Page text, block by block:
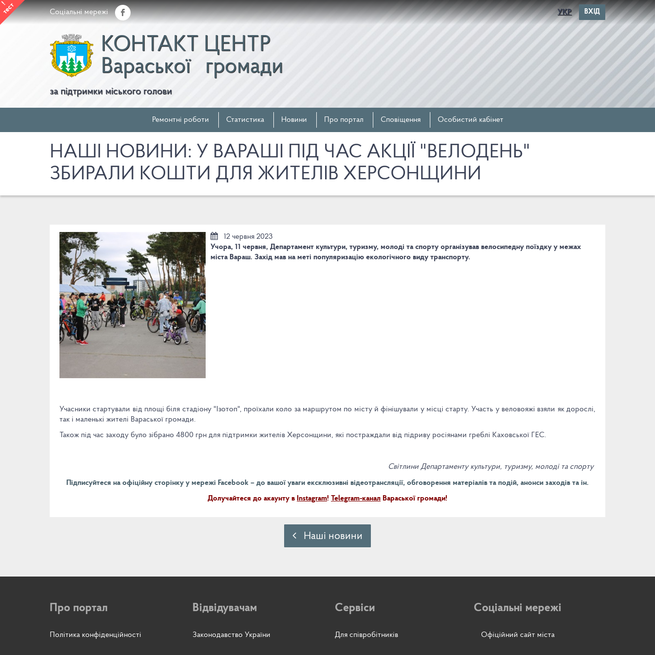
!тест Соціальні мережі УКР ВХІД
КОНТАКТ ЦЕНТР
Вараської
громади
за підтримки міського голови
Ремонтні роботи Статистика Новини Про портал Сповіщення Особистий кабінет
НАШІ НОВИНИ: У ВАРАШІ ПІД ЧАС АКЦІЇ "ВЕЛОДЕНЬ"
ЗБИРАЛИ КОШТИ ДЛЯ ЖИТЕЛІВ ХЕРСОНЩИНИ
12 червня 2023
Учора, 11 червня, Департамент культури, туризму, молоді та спорту організував велосипедну поїздку у межах
міста Вараш. Захід мав на меті популяризацію екологічного виду транспорту.
Учасники стартували від площі біля стадіону "Ізотоп", проїхали коло за маршрутом по місту й фінішували у місці старту. Участь у веловояжі взяли як дорослі,
так і маленькі жителі Вараської громади.
Також під час заходу було зібрано 4800 грн для підтримки жителів Херсонщини, які постраждали від підриву росіянами греблі Каховської ГЕС.
Світлини Департаменту культури, туризму, молоді та спорту
Підписуйтеся на офіційну сторінку у мережі Facebook – до вашої уваги ексклюзивні відеотрансляції, обговорення матеріалів та подій, анонси заходів та ін.
Долучайтеся до акаунту в Instagram! Telegram-канал Вараської громади!
Наші новини
Про портал
Політика конфіденційності
Відвідувачам
Законодавство України
Сервіси
Для співробітників
Соціальні мережі
Офіційний сайт міста